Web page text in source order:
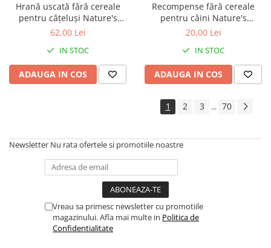
Hrană uscată fără cereale
pentru cățeluși Nature's
Protection Superior Care Red
Small & Mini Breeds, Somon,
1.5kg
62,00 Lei
IN STOC
ADAUGA IN COS
Recompense fără cereale
pentru câini Nature's
Protection Superior Care Hips
20,00 Lei
IN STOC
ADAUGA IN COS
1 2 3 ... 70
Newsletter Nu rata ofertele si promotiile noastre
Vreau sa primesc newsletter cu promotiile
magazinului. Afla mai multe in Politica de
Confidentialitate